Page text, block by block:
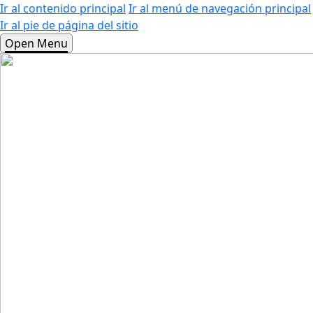
Ir al contenido principal Ir al menú de navegación principal
Ir al pie de página del sitio
Open Menu